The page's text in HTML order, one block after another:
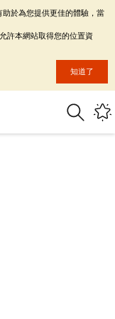
於為您提供更佳的體驗，當
許本網站取得您的位置資
知道了